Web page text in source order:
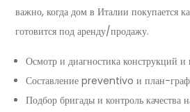
важно, когда дом в Италии покупается
готовится под аренду/продажу.
Осмотр и диагностика конструкций
Составление preventivo и план-
Подбор бригады и контроль качества